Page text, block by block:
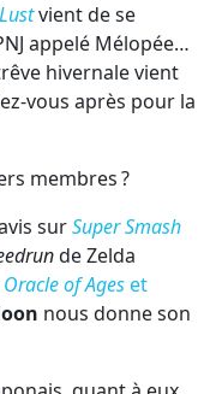
vient de se
appelé Mélopée…
hivernale vient
vous après pour la
membres ?
surSuper Smash
de Zelda
Oracle of Ageset
nous donne son